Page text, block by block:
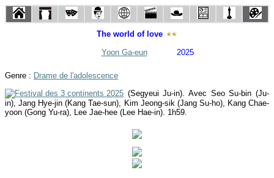
The world of love
Yoon Ga-eun
2025
Genre : Drame de l'adolescence
(Segyeui Ju-in). Avec Seo Su-bin (Ju-
in), Jang Hye-jin (Kang Tae-sun), Kim Jeong-sik (Jang Su-ho), Kang Chae-
yoon (Gong Yu-ra), Lee Jae-hee (Lee Hae-in). 1h59.